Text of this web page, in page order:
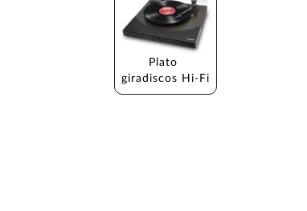
Plato
giradiscos Hi-Fi